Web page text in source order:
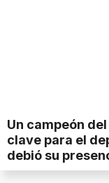
Un campeón
clave para el
debió su